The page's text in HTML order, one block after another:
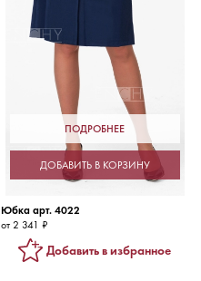
ПОДРОБНЕЕ
ДОБАВИТЬ В КОРЗИНУ
Юбка арт. 4022
от 2 341 ₽
Добавить в избранное